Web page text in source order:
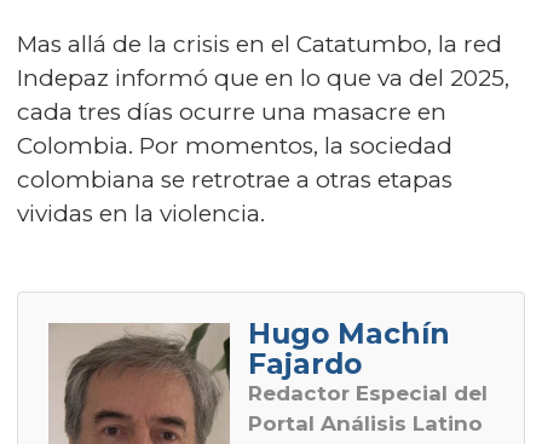
Mas allá de la crisis en el Catatumbo, la red
Indepaz informó que en lo que va del 2025,
cada tres días ocurre una masacre en
Colombia. Por momentos, la sociedad
colombiana se retrotrae a otras etapas
vividas en la violencia.
Hugo Machín
Fajardo
Redactor Especial del
Portal Análisis Latino